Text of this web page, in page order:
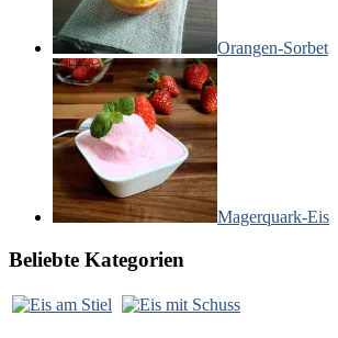
Orangen-Sorbet
Magerquark-Eis
Beliebte Kategorien